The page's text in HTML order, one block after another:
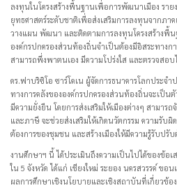
ลงทุนในโครงสร้างพื้นฐานเพื่อการพัฒนาเมือง รา
ยุทธศาสตร์ระดับชาติเพื่อส่งเสริมการลงทุนจากภ
วางแผน พัฒนา และติดตามการลงทุนโครงสร้างพื้
องค์กรปกครองส่วนท้องถิ่นจำเป็นต้องมีอิสระทางก
สามารถพึ่งพาตนเอง มีความโปร่งใส และตรวจสอบ
ดร.ฟาบริซิโอ ซาร์โคเน ผู้จัดการธนาคารโลกประจ
ทางการคลังขององค์กรปกครองส่วนท้องถิ่นจะเป็
มีความยั่งยืน โดยการส่งเสริมให้เมืองต่างๆ สามาร
และภาษี จะช่วยส่งเสริมให้เกิดนวัตกรรม ความรับ
ต้องการของชุมชน และสร้างเมืองให้มีความรู้รับป
งานศึกษาฯ นี้ ได้ประเมินถึงความเป็นไปได้ของข้อเ
ใน 5 จังหวัด ได้แก่ เชียงใหม่ ระยอง นครสวรรค์ ข
ผลการศึกษาเชิงนโยบายและเชิงสถาบันที่เกี่ยวข้อ